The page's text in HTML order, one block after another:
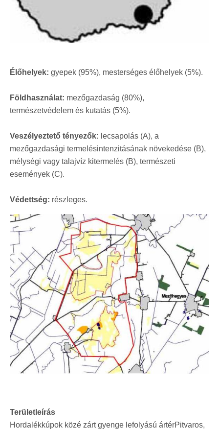
Élőhelyek: gyepek (95%), mesterséges élőhelyek (5%).
Földhasználat: mezőgazdaság (80%),
természetvédelem és kutatás (5%).
Veszélyeztető tényezők: lecsapolás (A), a
mezőgazdasági termelésintenzitásának növekedése (B),
mélységi vagy talajvíz kitermelés (B), természeti
események (C).
Védettség: részleges.
Területleírás
Hordalékkúpok közé zárt gyenge lefolyású ártérPitvaros,